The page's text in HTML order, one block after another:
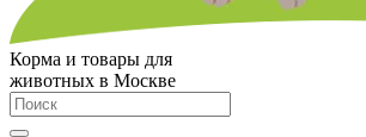
Корма и товары для
животных в Москве